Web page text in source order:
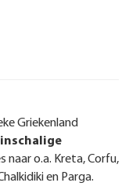
Griekenland
naar o.a. Kreta, Corfu,
en Parga.